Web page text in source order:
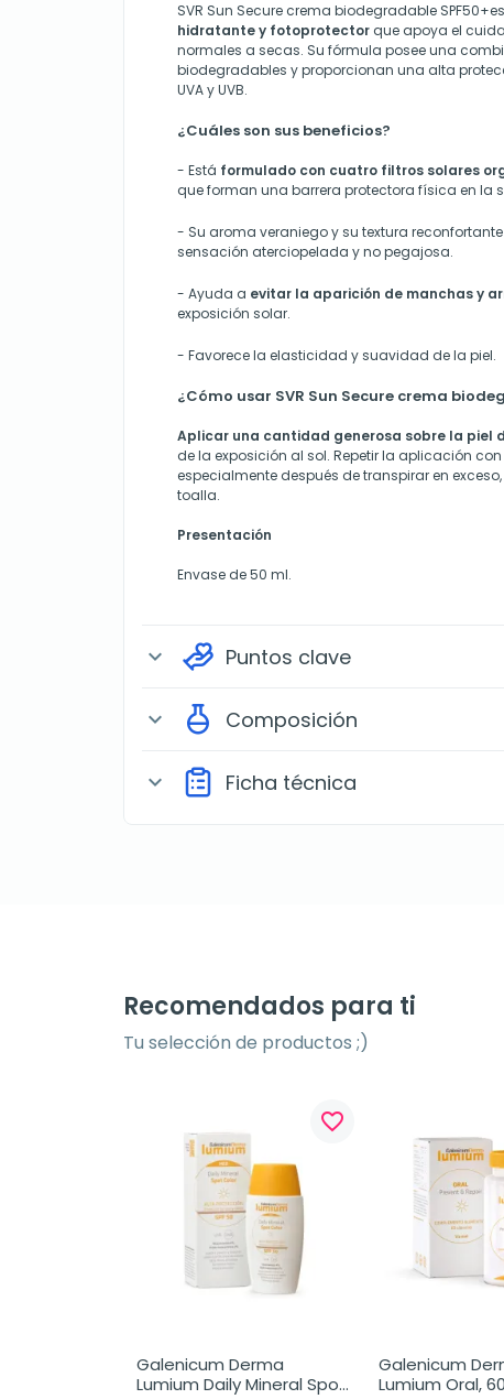
SVR Sun Secure crema biodegradable
hidratante y fotoprotector que apoya el
normales a secas. Su fórmula posee una
biodegradables y proporcionan una alta
UVA y UVB.
¿Cuáles son sus beneficios?
- Está formulado con cuatro filtros solares
que forman una barrera protectora física en la
- Su aroma veraniego y su textura
sensación aterciopelada y no pegajosa.
- Ayuda a evitar la aparición de manchas y
exposición solar.
- Favorece la elasticidad y suavidad de la piel.
¿Cómo usar SVR Sun Secure crema
Aplicar una cantidad generosa sobre la piel
de la exposición al sol. Repetir la aplicación
especialmente después de transpirar en
toalla.
Presentación
Envase de 50 ml.
expand_more Puntos clave
expand_more Composición
expand_more Ficha técnica
Recomendados para ti
Tu selección de productos ;)
favorite_border
Galenicum Derma
Lumium Daily Mineral Spot
Galenicum
Lumium Oral,